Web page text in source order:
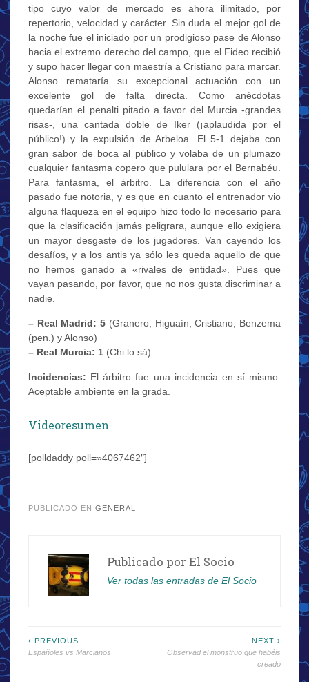
tipo cuyo valor de mercado es ahora ilimitado, por
repertorio, velocidad y carácter. Sin duda el mejor gol de
la noche fue el iniciado por un prodigioso pase de Alonso
hacia el extremo derecho del campo, que el Fideo recibió
y supo hacer llegar con maestría a Cristiano para marcar.
Alonso remataría su excepcional actuación con un
excelente gol de falta directa. Como anécdotas
quedarían el penalti pitado a favor del Murcia -grandes
risas-, una cantada doble de Iker (¡aplaudida por el
público!) y la expulsión de Arbeloa. El 5-1 dejaba con
gran sabor de boca al público y volaba de un plumazo
cualquier fantasma copero que pululara por el Bernabéu.
Para fantasma, el árbitro. La diferencia con el año
pasado fue notoria, y es que en cuanto el entrenador vio
alguna flaqueza en el equipo hizo todo lo necesario para
que la clasificación jamás peligrara, aunque ello exigiera
un mayor desgaste de los jugadores. Van cayendo los
desafíos, y a los antis ya sólo les queda aquello de que
no hemos ganado a «rivales de entidad». Pues que
vayan pasando, por favor, que no nos gusta discriminar a
nadie.
– Real Madrid: 5 (Granero, Higuaín, Cristiano, Benzema
(pen.) y Alonso)
– Real Murcia: 1 (Chi lo sá)
Incidencias: El árbitro fue una incidencia en sí mismo.
Aceptable ambiente en la grada.
Videoresumen
[polldaddy poll=»4067462″]
PUBLICADO EN GENERAL
Publicado por El Socio
Ver todas las entradas de El Socio
Navegación
‹ PREVIOUS
Españoles vs Marcianos
NEXT ›
Observad el monstruo que habéis
creado